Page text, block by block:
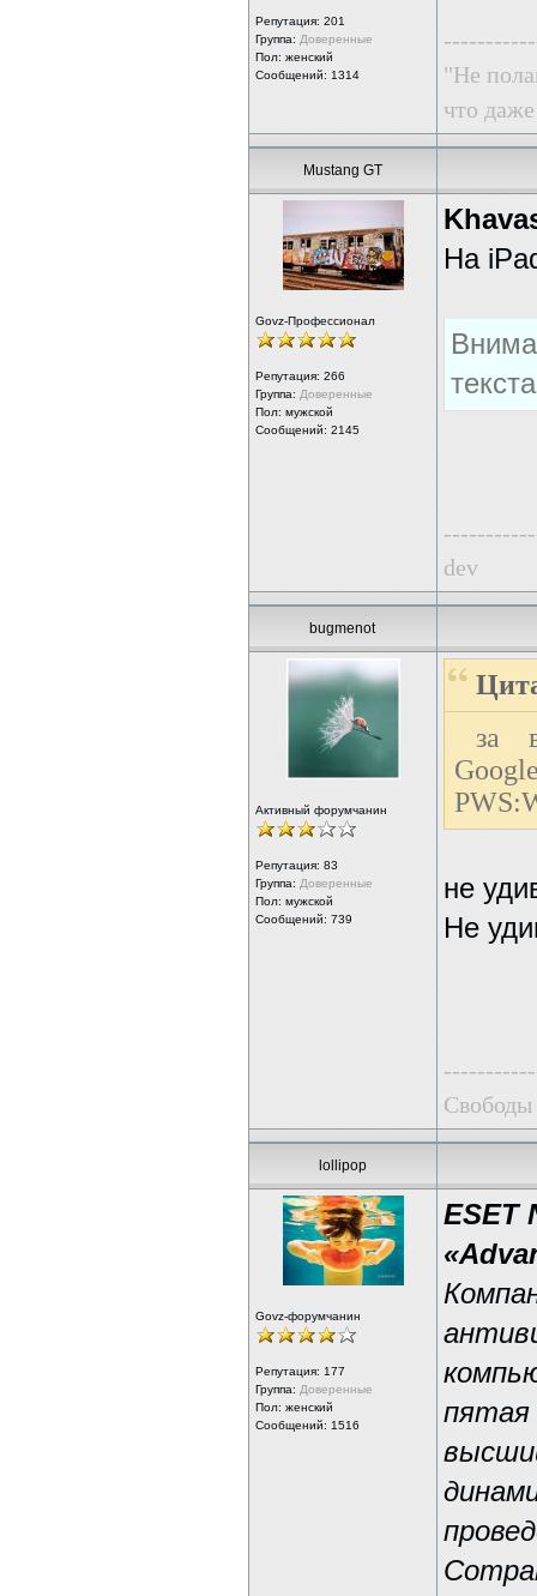
Репутация: 201
Группа: Доверенные
Пол: женский
Сообщений: 1314
"Не
что
Mustang GT
Govz-Профессионал
Репутация: 266
Группа: Доверенные
Пол: мужской
Сообщений: 2145
На
dev
bugmenot
Активный форумчанин
Репутация: 83
Группа: Доверенные
Пол: мужской
Сообщений: 739
за
не
Не
Свободы
lollipop
Govz-форумчанин
Репутация: 177
Группа: Доверенные
Пол: женский
Сообщений: 1516
ESET
пятая